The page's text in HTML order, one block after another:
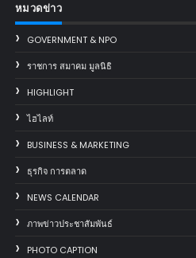
หมวดข่าว
GOVERNMENT & NPO
ราชการ สมาคม มูลนิธิ
HIGHLIGHT
ไฮไลท์
BUSINESS & MARKETING
ธุรกิจ การตลาด
NEWS CALENDAR
ภาพข่าวประชาสัมพันธ์
PHOTO CAPTION